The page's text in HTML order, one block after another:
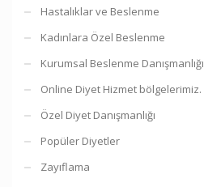
Hastalıklar ve Beslenme
Kadınlara Özel Beslenme
Kurumsal Beslenme Danışmanlığı
Online Diyet Hizmet bölgelerimiz.
Özel Diyet Danışmanlığı
Popüler Diyetler
Zayıflama